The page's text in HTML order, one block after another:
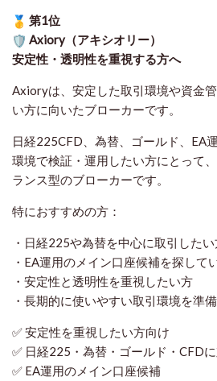
第1位
Axiory（アキシオリー）
安定性・透明性を重視する方へ
Axioryは、安定した取引環境や資金
い方に向いたブローカーです。
日経225CFD、為替、ゴールド、EA
環境で検証・運用したい方にとって
ランス型のブローカーです。
特におすすめの方：
・日経225や為替を中心に取引した
・EA運用のメイン口座候補を探して
・安定性と透明性を重視したい方
・長期的に使いやすい取引環境を準
✅ 安定性を重視したい方向け
✅ 日経225・為替・ゴールド・CFD
✅ EA運用のメイン口座候補